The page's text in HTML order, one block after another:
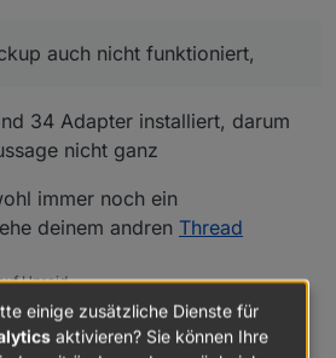
Vermute mal, dass daher das Backup
funktioniert, weil er diesen Adapter
kann.
auch nicht funktioniert,
34 Adapter installiert, darum
nicht ganz
immer noch ein
deinem andren Thread
Unraid
0
einige zusätzliche Dienste für
aktivieren? Sie können Ihre